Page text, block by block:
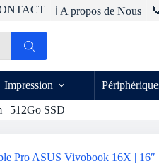
ℹ️ A propos de Nous
Impression
| 512Go SSD
Pro ASUS Vivobook 16X |